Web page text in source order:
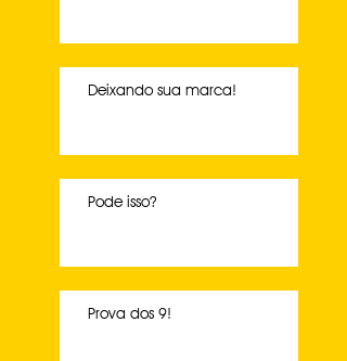
Deixando sua marca!
Pode isso?
Prova dos 9!